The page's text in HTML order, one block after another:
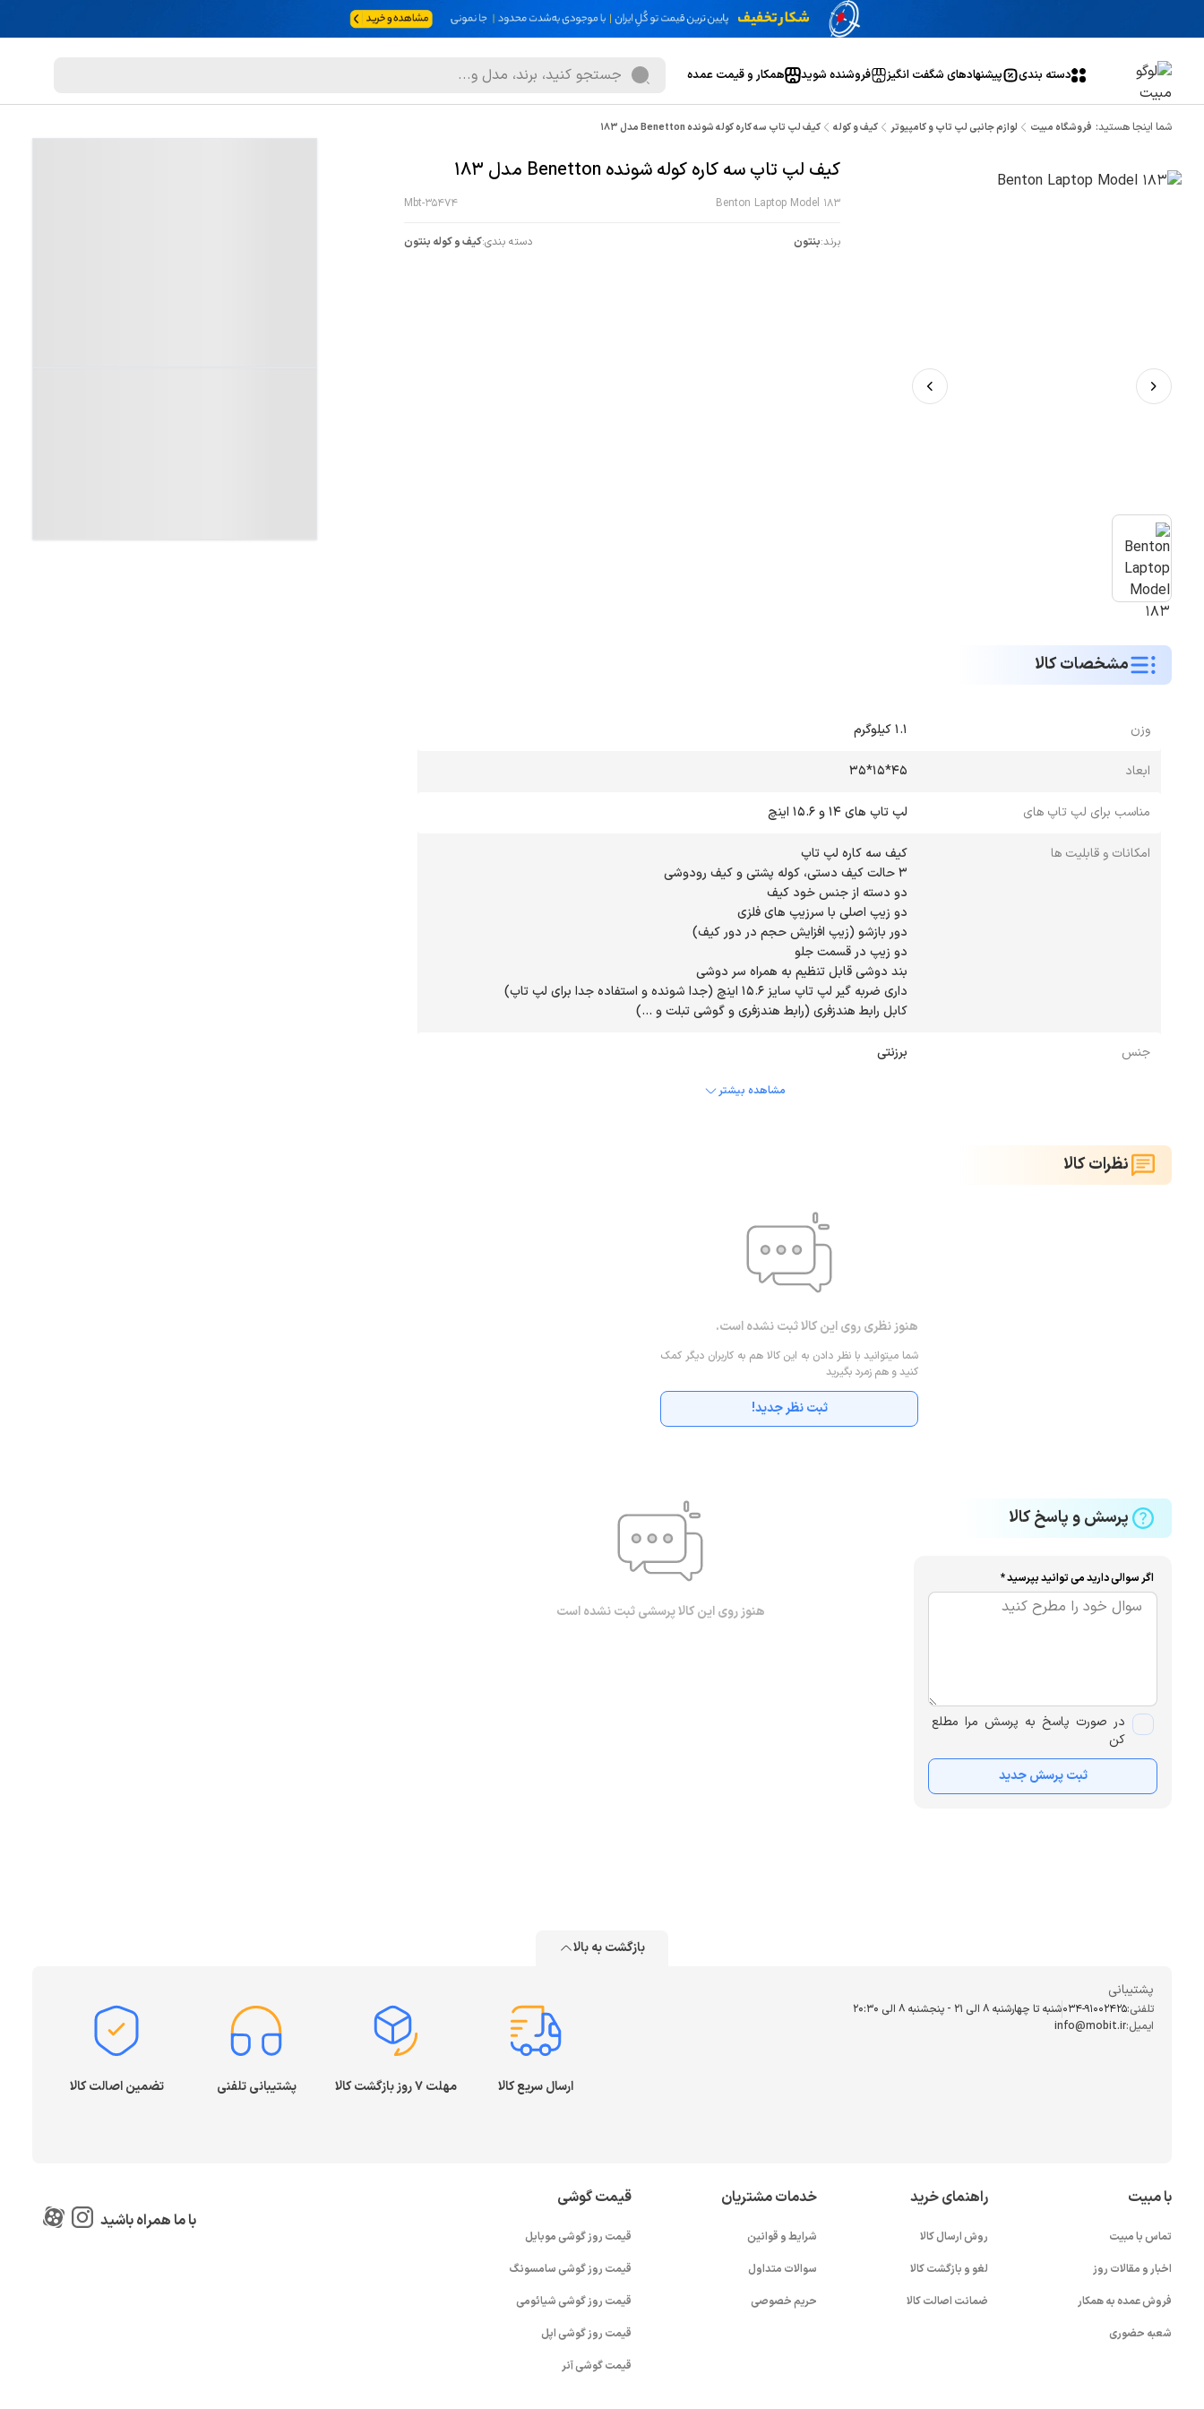
دسته بندی پیشنهاد‌های شگفت انگیز فروشنده شوید همکار و قیمت عمده
شما اینجا هستید: فروشگاه مبیت لوازم جانبی لپ تاپ و کامپیوتر کیف و کوله کیف لپ تاپ سه کاره کوله شونده Benetton مدل 183
کیف لپ تاپ سه کاره کوله شونده Benetton مدل 183
Benton Laptop Model 183
Mbt-35474
برند:بنتون دسته بندی:کیف و کوله بنتون
مشخصات کالا
وزن 1.1 کیلوگرم
ابعاد 45*15*35
مناسب برای لپ تاپ های لپ تاپ های 14 و 15.6 اینچ
امکانات و قابلیت ها
کابل رابط هندزفری (رابط هندزفری و گوشی تبلت و ...)
جنس برزنتی
مشاهده بیشتر
نظرات کالا
هنوز نظری روی این کالا ثبت نشده است.
شما میتوانید با نظر دادن به این کالا هم به کاربران دیگر کمک
کنید و هم زمرد بگیرید
ثبت نظر جدید!
پرسش و پاسخ کالا
اگر سوالی دارید می توانید بپرسید *
در صورت پاسخ به پرسش مرا مطلع
کن
ثبت پرسش جدید
هنوز روی این کالا پرسشی ثبت نشده است
بازگشت به بالا
پشتیبانی
تلفنی:034-91002425شنبه تا چهارشنبه ۸ الی ۲۱ - پنجشنبه 8 الی ۲۰:۳۰
ایمیل:info@mobit.ir
ارسال سریع کالا مهلت ۷ روز بازگشت کالا پشتیبانی تلفنی تضمین اصالت کالا
با مبیت
تماس با مبیت
اخبار و مقالات روز
فروش عمده به همکار
شعبه حضوری
راهنمای خرید
روش ارسال کالا
لغو و بازگشت کالا
ضمانت اصالت کالا
خدمات مشتریان
شرایط و قوانین
سوالات متداول
حریم خصوصی
قیمت گوشی
قیمت روز گوشی موبایل
قیمت روز گوشی سامسونگ
قیمت روز گوشی شیائومی
قیمت روز گوشی اپل
قیمت گوشی آنر
با ما همراه باشید